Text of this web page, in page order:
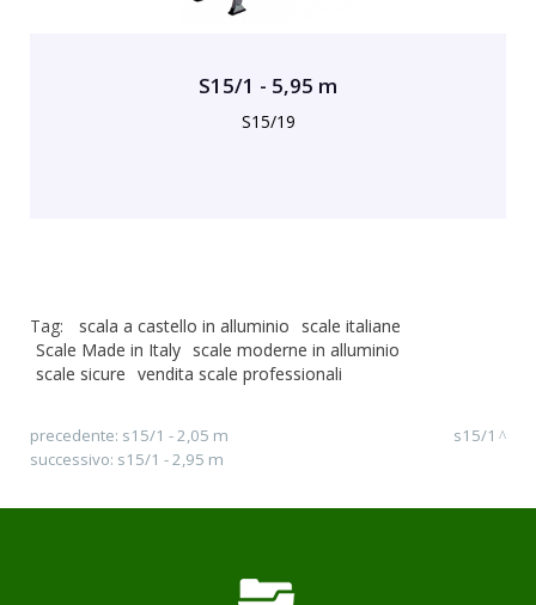
S15/1 - 5,95 m
S15/19
Tag: scala a castello in alluminio scale italiane
Scale Made in Italy scale moderne in alluminio
scale sicure vendita scale professionali
precedente: s15/1 - 2,05 m
successivo: s15/1 - 2,95 m
s15/1